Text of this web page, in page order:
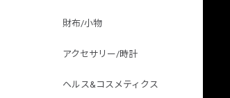
財布/小物
アクセサリー/時計
ヘルス&コスメティクス